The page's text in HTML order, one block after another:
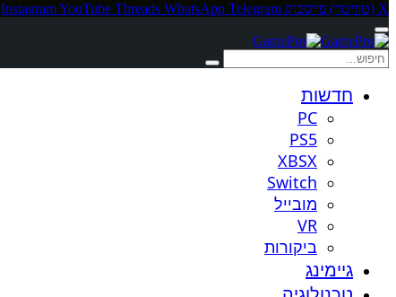
X (טוויטר) פייסבוק InstagramYouTube Threads WhatsApp Telegram
חדשות
PC
PS5
XBSX
Switch
מובייל
VR
ביקורות
גיימינג